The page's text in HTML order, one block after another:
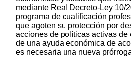
mediante Real Decreto-Ley 10/
programa de cualificación
que agoten su protección por
acciones de políticas activas de
de una ayuda económica de
es necesaria una nueva